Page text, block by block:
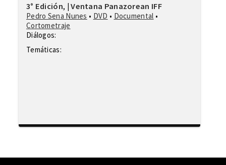
3° Edición, |Ventana Panazorean IFF
Pedro Sena Nunes • DVD • Documental •
Cortometraje
Diálogos:
Temáticas: